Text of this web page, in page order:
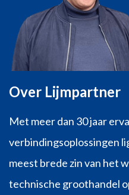
Over Lijmpartner
Met meer dan 30 jaar
verbindingsoplossingen
meest brede zin van het
technische groothandel